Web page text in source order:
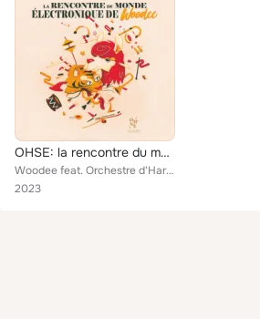
OHSE: la rencontre du monde électronique de WOODEE (Live)
Woodee feat. Orchestre d'Harmonie du Sud de l'Ernée
2023